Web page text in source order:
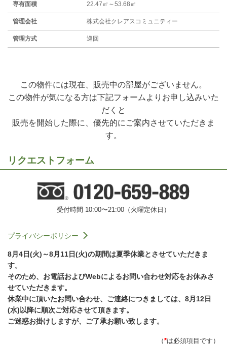
専有面積 22.47㎡～53.68㎡
管理会社 株式会社クレアスコミュニティー
管理方式 巡回
この物件には現在、販売中の部屋がございません。
この物件が気になる方は下記フォームよりお申し込みいた
だくと
販売を開始した際に、優先的にご案内させていただきま
す。
リクエストフォーム
受付時間 10:00〜21:00（火曜定休日）
プライバシーポリシー
8月4日(火)～8月11日(火)の期間は夏季休業とさせていただきま
す。
そのため、お電話およびWebによるお問い合わせ対応をお休みさ
せていただきます。
休業中に頂いたお問い合わせ、ご連絡につきましては、8月12日
(水)以降に順次ご対応させて頂きます。
ご迷惑お掛けしますが、ご了承お願い致します。